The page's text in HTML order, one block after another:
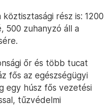
rész is: 1200
500 zuhanyzó áll a
őr és több tucat
fős az egészségügyi
egy húsz fős vezetési
tűzvédelmi